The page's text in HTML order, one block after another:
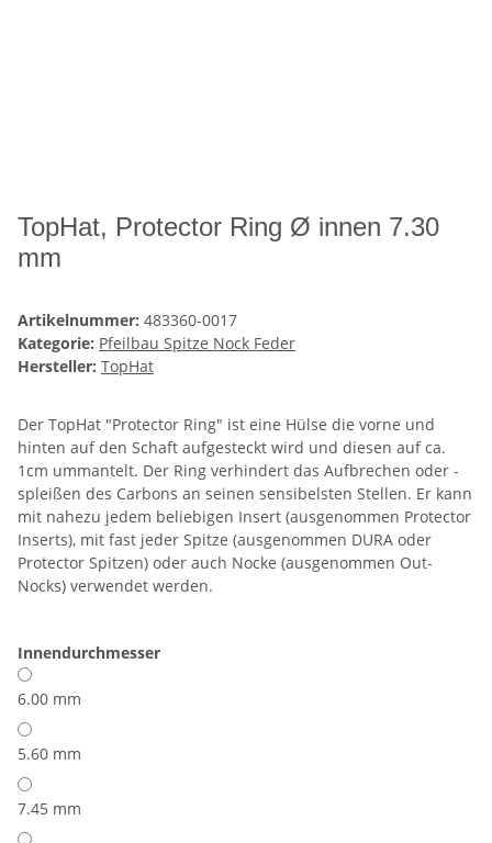
TopHat, Protector Ring Ø innen 7.30
mm
Artikelnummer: 483360-0017
Kategorie: Pfeilbau Spitze Nock Feder
Hersteller: TopHat
Der TopHat "Protector Ring" ist eine Hülse die vorne und
hinten auf den Schaft aufgesteckt wird und diesen auf ca.
1cm ummantelt. Der Ring verhindert das Aufbrechen oder -
spleißen des Carbons an seinen sensibelsten Stellen. Er kann
mit nahezu jedem beliebigen Insert (ausgenommen Protector
Inserts), mit fast jeder Spitze (ausgenommen DURA oder
Protector Spitzen) oder auch Nocke (ausgenommen Out-
Nocks) verwendet werden.
Innendurchmesser
6.00 mm
5.60 mm
7.45 mm